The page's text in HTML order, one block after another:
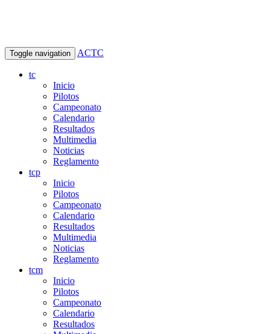
Toggle navigation ACTC
tc
Inicio
Pilotos
Campeonato
Calendario
Resultados
Multimedia
Noticias
Reglamento
tcp
Inicio
Pilotos
Campeonato
Calendario
Resultados
Multimedia
Noticias
Reglamento
tcm
Inicio
Pilotos
Campeonato
Calendario
Resultados